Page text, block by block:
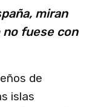
miran
fuese con
de
islas